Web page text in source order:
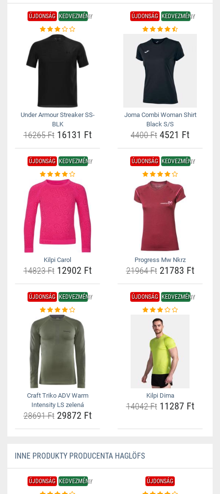
ÚJDONSÁG KEDVEZMÉNY
Under Armour Streaker SS-
BLK
16265 Ft16131 Ft
ÚJDONSÁG KEDVEZMÉNY
Joma Combi Woman Shirt
Black S/S
4400 Ft 4521 Ft
ÚJDONSÁG KEDVEZMÉNY
Kilpi Carol
14823 Ft12902 Ft
ÚJDONSÁG KEDVEZMÉNY
Progress Mw Nkrz
21964 Ft21783 Ft
ÚJDONSÁG KEDVEZMÉNY
Craft Triko ADV Warm
Intensity LS zelená
28691 Ft29872 Ft
ÚJDONSÁG KEDVEZMÉNY
Kilpi Dima
14042 Ft11287 Ft
INNE PRODUKTY PRODUCENTA HAGLÖFS
ÚJDONSÁG KEDVEZMÉNY ÚJDONSÁG